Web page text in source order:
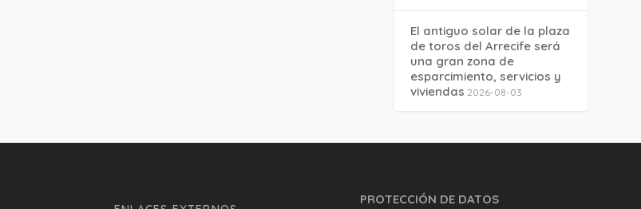
El antiguo solar de la plaza
de toros del Arrecife será
una gran zona de
esparcimiento, servicios y
viviendas 2026-08-03
PROTECCIÓN DE DATOS